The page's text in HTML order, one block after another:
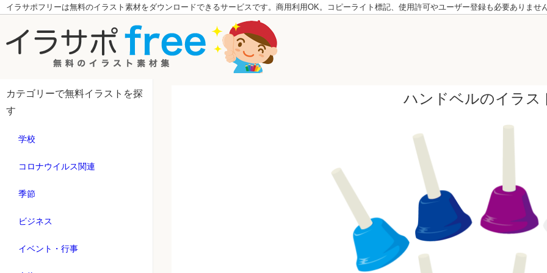
イラサポフリーは無料のイラスト素材をダウンロードできるサービスです。商用利用OK。コピーライト標記、使用許可やユーザー登録も必要ありませ
カテゴリーで無料イラストを探
す
学校
コロナウイルス関連
季節
ビジネス
イベント・行事
ハンドベルのイラス